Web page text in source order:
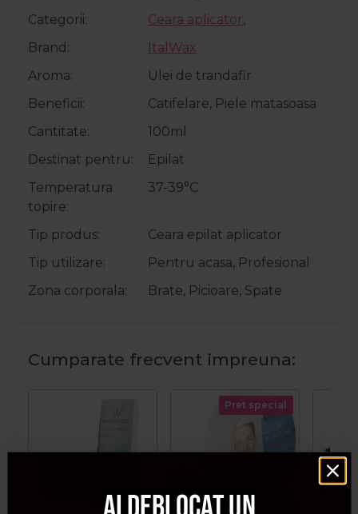
Categorii
Ceara aplicator,
Brand
ItalWax
Aroma
Ulei de trandafir
Beneficii
Catifelare, Piele matasoasa
Cantitate
100ml
Destinat pentru
Epilat
Temperatura
topire
37-39°C
Tip produs
Ceara epilat aplicator
Tip utilizare
Pentru acasa, Profesional
Zona corporala
Brate, Picioare, Spate
Cumparate frecvent impreuna:
Pret special